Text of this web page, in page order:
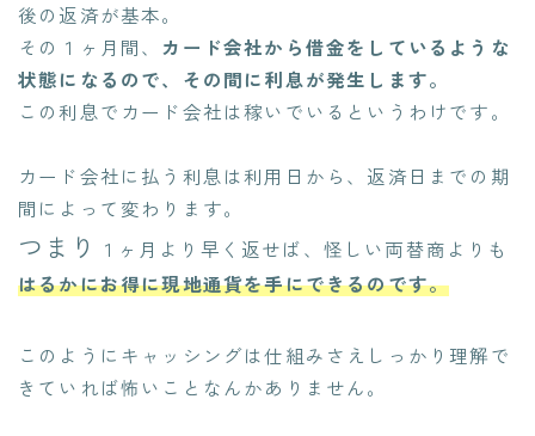
後の返済が基本。
その１ヶ月間、 カード会社から借金をしているような
状態になるので、その間に利息が発生します。
この利息でカード会社は稼いでいるというわけです。
カード会社に払う利息は利用日から、返済日までの期
間によって変わります。
つまり
１ヶ月より早く返せば、怪しい両替商よりも
はるかにお得に現地通貨を手にできるのです。
このようにキャッシングは仕組みさえしっかり理解で
きていれば怖いことなんかありません。